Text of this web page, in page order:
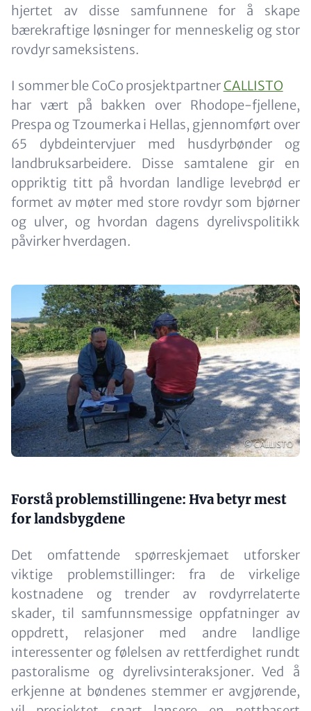
hjertet av disse samfunnene for å skape
bærekraftige løsninger for menneskelig og stor
rovdyr sameksistens.
I sommer ble CoCo prosjektpartner CALLISTO
har vært på bakken over Rhodope-fjellene,
Prespa og Tzoumerka i Hellas, gjennomført over
65 dybdeintervjuer med husdyrbønder og
landbruksarbeidere. Disse samtalene gir en
oppriktig titt på hvordan landlige levebrød er
formet av møter med store rovdyr som bjørner
og ulver, og hvordan dagens dyrelivspolitikk
påvirker hverdagen.
Image
Opphavsrett
© CALLISTO
Content
Forstå problemstillingene: Hva betyr mest
for landsbygdene
Det omfattende spørreskjemaet utforsker
viktige problemstillinger: fra de virkelige
kostnadene og trender av rovdyrrelaterte
skader, til samfunnsmessige oppfatninger av
oppdrett, relasjoner med andre landlige
interessenter og følelsen av rettferdighet rundt
pastoralisme og dyrelivsinteraksjoner. Ved å
erkjenne at bøndenes stemmer er avgjørende,